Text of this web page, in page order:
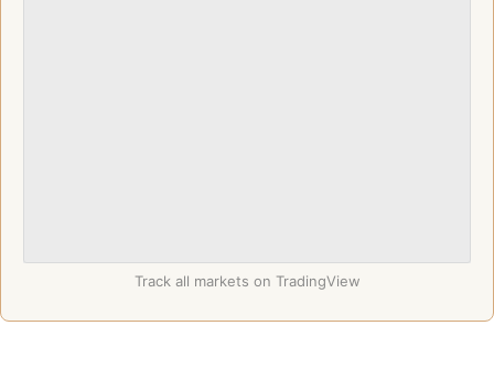
Track all markets on TradingView